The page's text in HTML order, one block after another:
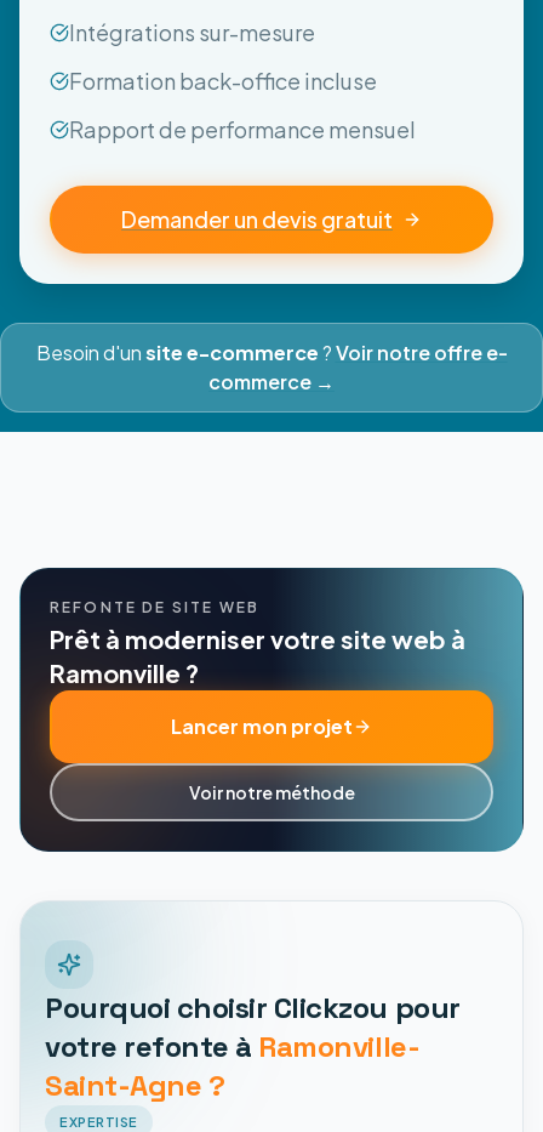
Intégrations sur-mesure
Formation back-office incluse
Rapport de performance mensuel
Demander un devis gratuit
Besoin d'unsite e-commerce?Voir notre offre e-
commerce →
REFONTE DE SITE WEB
Prêt à moderniser votre site web à
Ramonville ?
Lancer mon projet
Voir notre méthode
Pourquoi choisir Clickzou pour
votre refonte à Ramonville-
Saint-Agne ?
EXPERTISE